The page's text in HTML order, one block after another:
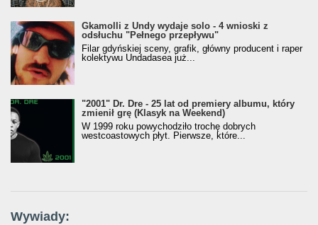
Gkamolli z Undy wydaje solo - 4 wnioski z
odsłuchu "Pełnego przepływu"
Filar gdyńskiej sceny, grafik, główny producent i raper
kolektywu Undadasea już...
"2001" Dr. Dre - 25 lat od premiery albumu, który
zmienił grę (Klasyk na Weekend)
W 1999 roku powychodziło trochę dobrych
westcoastowych płyt. Pierwsze, które...
Wywiady: